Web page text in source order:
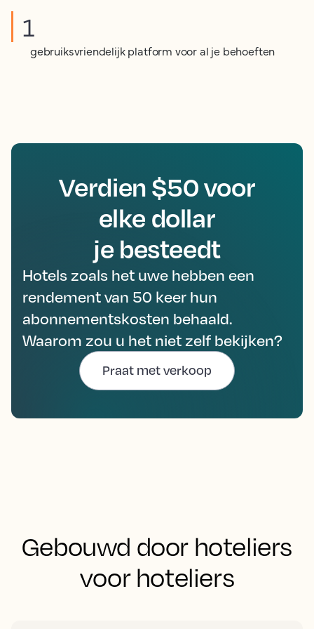
1
gebruiksvriendelijk platform voor al je behoeften
Verdien $50 voor
elke dollar
je besteedt
Hotels zoals het uwe hebben een
rendement van 50 keer hun
abonnementskosten behaald.
Waarom zou u het niet zelf bekijken?
Praat met verkoop
Gebouwd door hoteliers
voor hoteliers